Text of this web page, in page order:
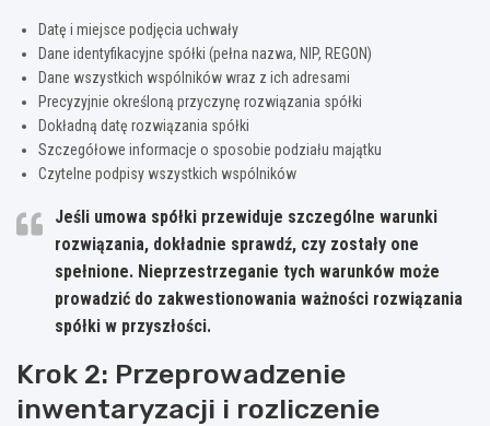
Datę i miejsce podjęcia uchwały
Dane identyfikacyjne spółki (pełna nazwa, NIP, REGON)
Dane wszystkich wspólników wraz z ich adresami
Precyzyjnie określoną przyczynę rozwiązania spółki
Dokładną datę rozwiązania spółki
Szczegółowe informacje o sposobie podziału majątku
Czytelne podpisy wszystkich wspólników
Jeśli umowa spółki przewiduje szczególne warunki
rozwiązania, dokładnie sprawdź, czy zostały one
spełnione. Nieprzestrzeganie tych warunków może
prowadzić do zakwestionowania ważności rozwiązania
spółki w przyszłości.
Krok 2: Przeprowadzenie
inwentaryzacji i rozliczenie